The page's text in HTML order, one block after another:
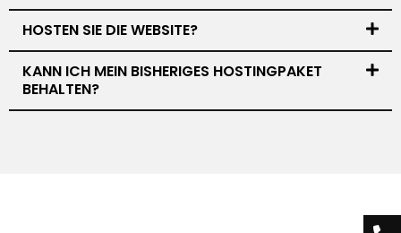
HOSTEN SIE DIE WEBSITE?
KANN ICH MEIN BISHERIGES HOSTINGPAKET
BEHALTEN?